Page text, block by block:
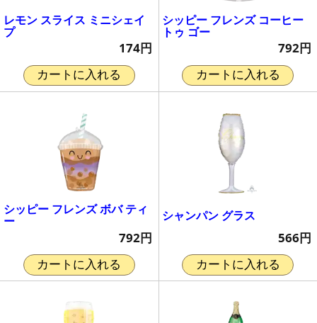
レモン スライス ミニシェイ
プ
174円
カートに入れる
シッピー フレンズ コーヒー
トゥ ゴー
792円
カートに入れる
シッピー フレンズ ボバ ティ
ー
792円
カートに入れる
シャンパン グラス
566円
カートに入れる